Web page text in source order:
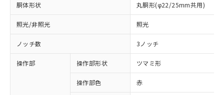
胴体形状 丸胴形(φ22/25mm共用)
照光/非照光 照光
ノッチ数 3ノッチ
操作部 操作部形状 ツマミ形
操作部色 赤